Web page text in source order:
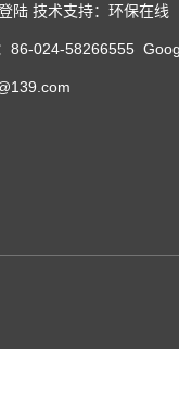
陆 技术支持： 环保在线
86-024-58266555